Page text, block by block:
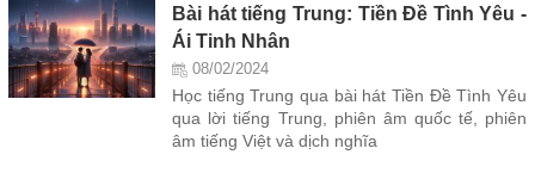
Bài hát tiếng Trung: Tiền Đề Tình Yêu -
Ái Tinh Nhân
08/02/2024
Học tiếng Trung qua bài hát Tiền Đề Tình Yêu
qua lời tiếng Trung, phiên âm quốc tế, phiên
âm tiếng Việt và dịch nghĩa